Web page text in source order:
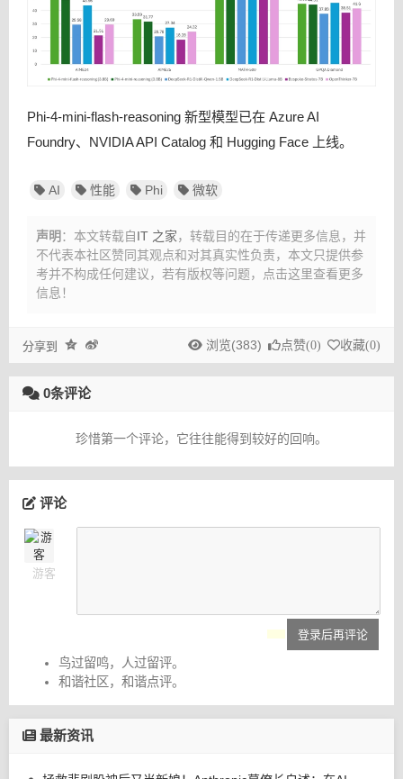
Phi-4-mini-flash-reasoning 新型模型已在 Azure AI
Foundry、NVIDIA API Catalog 和 Hugging Face 上线。
AI 性能 Phi 微软
声明 ：本文转载自IT 之家，转载目的在于传递更多信息，并
不代表本社区赞同其观点和对其真实性负责，本文只提供参
考并不构成任何建议， 若有版权等问题，点击这里查看更多
信息！
分享到 浏览(383) 点赞(0) 收藏(0)
0条评论
珍惜第一个评论，它往往能得到较好的回响。
评论
游客
登录后再评论
鸟过留鸣，人过留评。
和谐社区，和谐点评。
最新资讯